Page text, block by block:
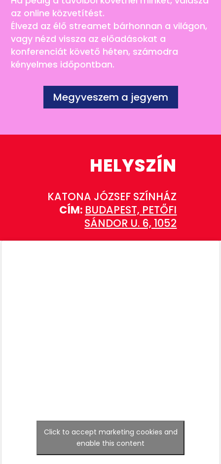
az online közvetítést.
Élvezd az élő streamet bárhonnan a világon,
vagy nézd vissza az előadásokat a
konferenciát követő héten, számodra
kényelmes időpontban.
Megyveszem a jegyem
HELYSZÍN
KATONA JÓZSEF SZÍNHÁZ
CÍM: BUDAPEST, PETŐFI
SÁNDOR U. 6, 1052
Click to accept marketing cookies and
enable this content